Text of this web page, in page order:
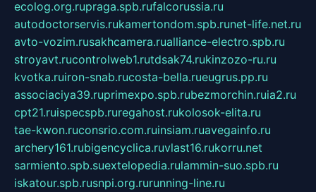
ecolog.org.rupraga.spb.rufalcorussia.ru
autodoctorservis.rukamertondom.spb.runet-life.net.ru
avto-vozim.rusakhcamera.rualliance-electro.spb.ru
stroyavt.rucontrolweb1.rutdsak74.rukinzozo-ru.ru
kvotka.ruiron-snab.rucosta-bella.rueugrus.pp.ru
associaciya39.ruprimexpo.spb.rubezmorchin.ruia2.ru
cpt21.ruispecspb.ruregahost.rukolosok-elita.ru
tae-kwon.ruconsrio.com.ruinsiam.ruavegainfo.ru
archery161.rubigencyclica.ruvlast16.rukorru.net
sarmiento.spb.suextelopedia.rulammin-suo.spb.ru
iskatour.spb.rusnpi.org.rurunning-line.ru